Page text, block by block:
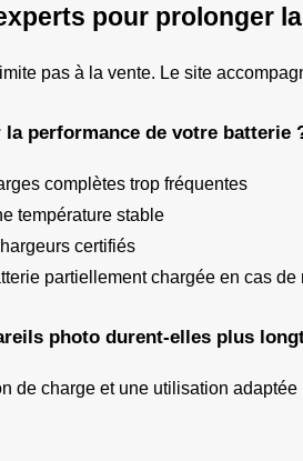
pour prolonger
pas à la vente. Le site
performance de votre batterie
complètes trop fréquentes
température stable
certifiés
partiellement chargée en cas de
photo durent-elles plus
de charge et une utilisation